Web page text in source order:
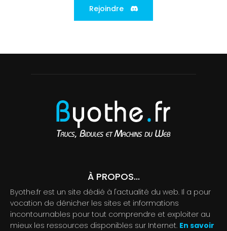
Rejoindre
À PROPOS...
Byothe.fr est un site dédié à l'actualité du web. Il a pour
vocation de dénicher les sites et informations
incontournables pour tout comprendre et exploiter au
mieux les ressources disponibles sur Internet. En savoir